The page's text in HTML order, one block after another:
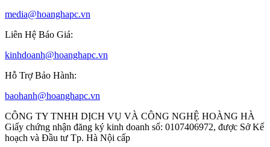
media@hoanghapc.vn
Liên Hệ Báo Giá:
kinhdoanh@hoanghapc.vn
Hỗ Trợ Bảo Hành:
baohanh@hoanghapc.vn
CÔNG TY TNHH DỊCH VỤ VÀ CÔNG NGHỆ HOÀNG HÀ
Giấy chứng nhận đăng ký kinh doanh số: 0107406972, được Sở Kế
hoạch và Đầu tư Tp. Hà Nội cấp